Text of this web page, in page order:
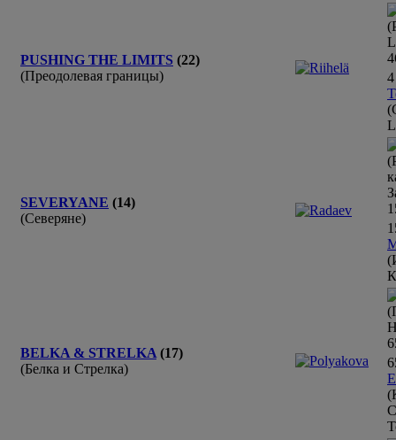
PUSHING THE LIMITS (22)
(Преодолевая границы)
4
4
SEVERYANE (14)
(Северяне)
1
1
BELKA & STRELKA (17)
(Белка и Стрелка)
6
6